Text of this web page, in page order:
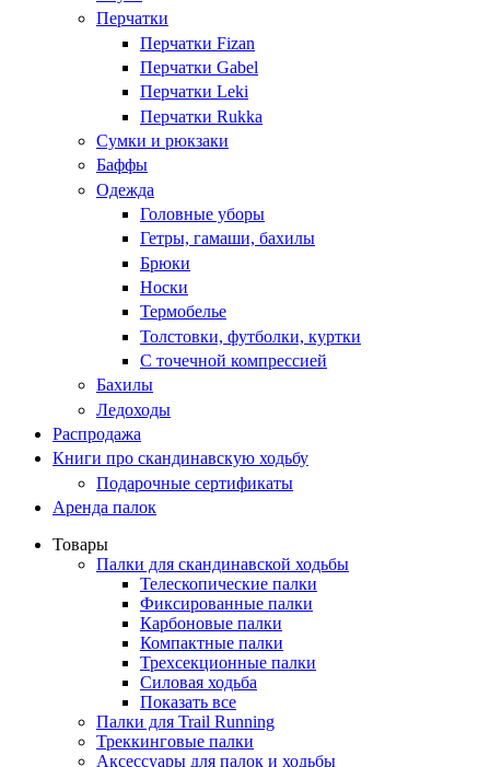
Перчатки
Перчатки Fizan
Перчатки Gabel
Перчатки Leki
Перчатки Rukka
Сумки и рюкзаки
Баффы
Одежда
Головные уборы
Гетры, гамаши, бахилы
Брюки
Носки
Термобелье
Толстовки, футболки, куртки
С точечной компрессией
Бахилы
Ледоходы
Распродажа
Книги про скандинавскую ходьбу
Подарочные сертификаты
Аренда палок
Товары
Палки для скандинавской ходьбы
Телескопические палки
Фиксированные палки
Карбоновые палки
Компактные палки
Трехсекционные палки
Силовая ходьба
Показать все
Палки для Trail Running
Треккинговые палки
Аксессуары для палок и ходьбы